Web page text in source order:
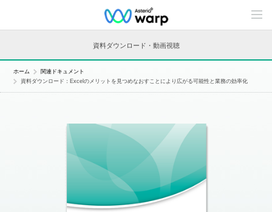
C
n
n
資料ダウンロード・動画視聴
ホーム
関連ドキュメント
資料ダウンロード：Excelのメリットを見つめなおすことにより広がる可能性と業務の効率化